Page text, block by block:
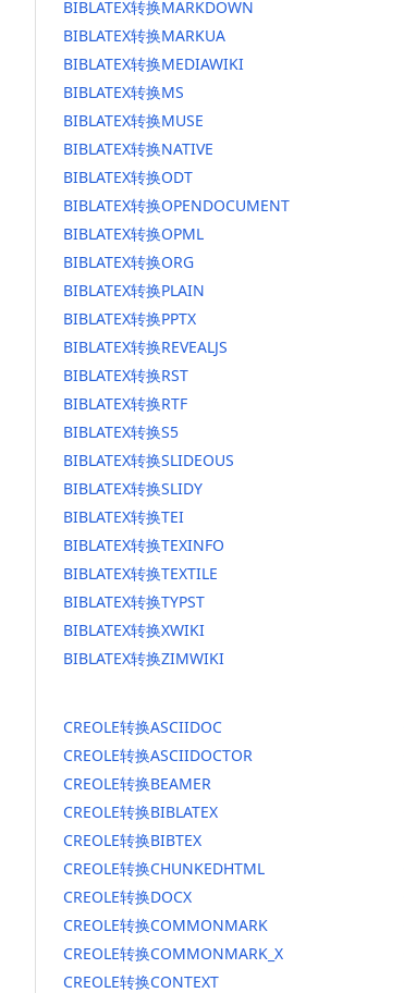
BIBLATEX转换MARKDOWN
BIBLATEX转换MARKUA
BIBLATEX转换MEDIAWIKI
BIBLATEX转换MS
BIBLATEX转换MUSE
BIBLATEX转换NATIVE
BIBLATEX转换ODT
BIBLATEX转换OPENDOCUMENT
BIBLATEX转换OPML
BIBLATEX转换ORG
BIBLATEX转换PLAIN
BIBLATEX转换PPTX
BIBLATEX转换REVEALJS
BIBLATEX转换RST
BIBLATEX转换RTF
BIBLATEX转换S5
BIBLATEX转换SLIDEOUS
BIBLATEX转换SLIDY
BIBLATEX转换TEI
BIBLATEX转换TEXINFO
BIBLATEX转换TEXTILE
BIBLATEX转换TYPST
BIBLATEX转换XWIKI
BIBLATEX转换ZIMWIKI
CREOLE转换ASCIIDOC
CREOLE转换ASCIIDOCTOR
CREOLE转换BEAMER
CREOLE转换BIBLATEX
CREOLE转换BIBTEX
CREOLE转换CHUNKEDHTML
CREOLE转换DOCX
CREOLE转换COMMONMARK
CREOLE转换COMMONMARK_X
CREOLE转换CONTEXT